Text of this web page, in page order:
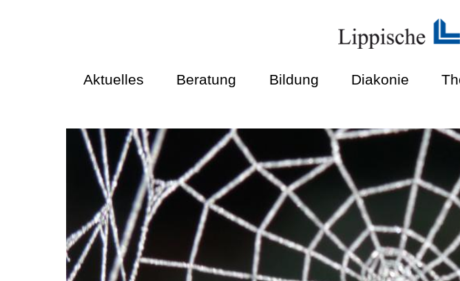
Aktuelles Beratung Bildung Diakonie